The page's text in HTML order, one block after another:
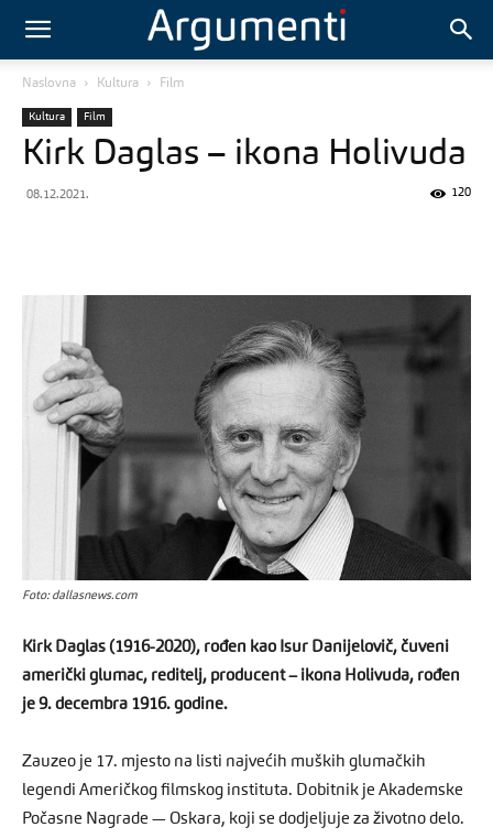
Naslovna Kultura Film
Kultura Film
Kirk Daglas – ikona Holivuda
08.12.2021. 120
Foto: dallasnews.com
Kirk Daglas (1916-2020), rođen kao Isur Danijelovič, čuveni
američki glumac, reditelj, producent – ikona Holivuda, rođen
je 9. decembra 1916. godine.
Zauzeo je 17. mjesto na listi najvećih muških glumačkih
legendi Američkog filmskog instituta. Dobitnik je Akademske
Počasne Nagrade — Oskara, koji se dodjeljuje za životno delo.